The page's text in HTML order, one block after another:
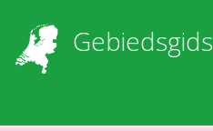
Gebiedsgids